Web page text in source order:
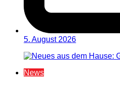
5. August 2026
News